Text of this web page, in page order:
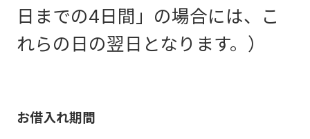
日までの4日間」の場合には、こ
れらの日の翌日となります。）
お借入れ期間